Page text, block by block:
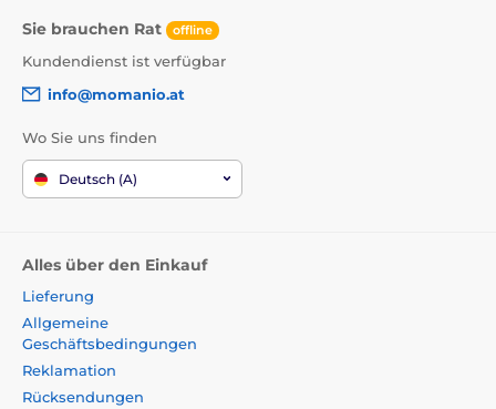
Sie brauchen Rat offline
Kundendienst ist verfügbar
info@momanio.at
Wo Sie uns finden
Deutsch (A)
Alles über den Einkauf
Lieferung
Allgemeine
Geschäftsbedingungen
Reklamation
Rücksendungen